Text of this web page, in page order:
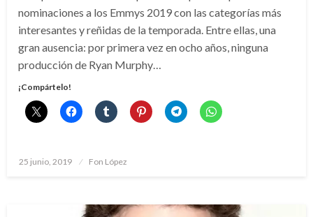
nominaciones a los Emmys 2019 con las categorías más
interesantes y reñidas de la temporada. Entre ellas, una
gran ausencia: por primera vez en ocho años, ninguna
producción de Ryan Murphy…
¡Compártelo!
Publicado
25 junio, 2019 Fon López